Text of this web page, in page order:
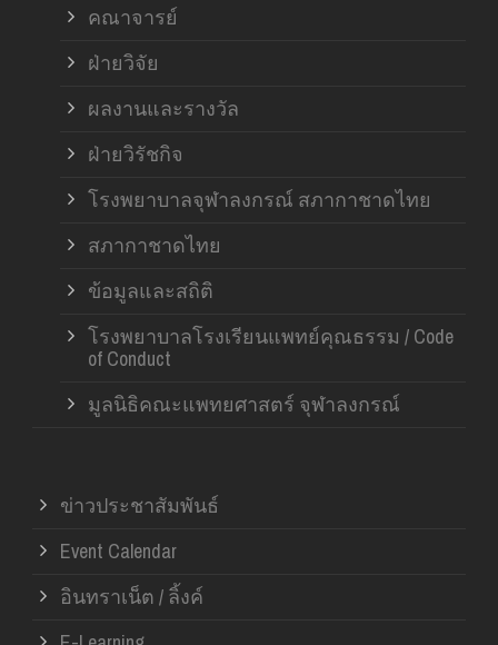
คณาจารย์
ฝ่ายวิจัย
ผลงานและรางวัล
ฝ่ายวิรัชกิจ
โรงพยาบาลจุฬาลงกรณ์ สภากาชาดไทย
สภากาชาดไทย
ข้อมูลและสถิติ
โรงพยาบาลโรงเรียนแพทย์คุณธรรม / Code
of Conduct
มูลนิธิคณะแพทยศาสตร์ จุฬาลงกรณ์
ข่าวประชาสัมพันธ์
Event Calendar
อินทราเน็ต / ลิ้งค์